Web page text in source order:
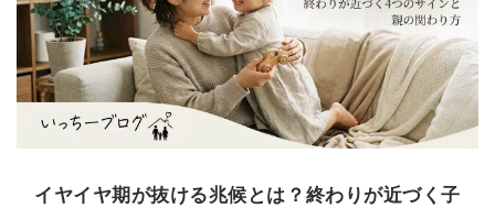
イヤイヤ期が抜ける兆候とは？終わりが近づく子